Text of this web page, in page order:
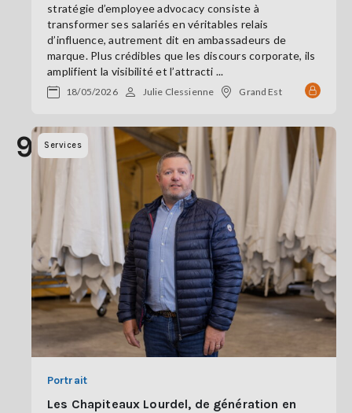
stratégie d’employee advocacy consiste à
transformer ses salariés en véritables relais
d’influence, autrement dit en ambassadeurs de
marque. Plus crédibles que les discours corporate, ils
amplifient la visibilité et l’attracti ...
18/05/2026 Julie Clessienne Grand Est
9 Services
Portrait
Les Chapiteaux Lourdel, de génération en